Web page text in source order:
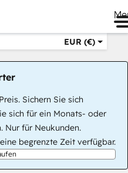
EUR (€)
Sichern Sie sich
sich für ein Monats- oder
Nur für Neukunden.
begrenzte Zeit verfügbar.